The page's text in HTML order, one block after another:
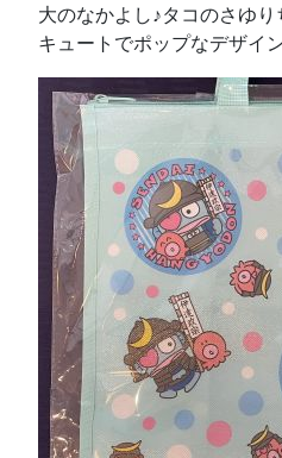
大のなかよし♪タコのさゆり
キュートでポップなデザイ